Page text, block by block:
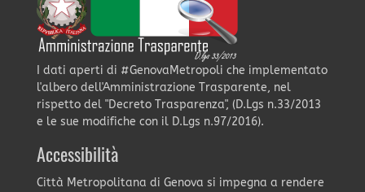
I dati aperti di #GenovaMetropoli che implementato
l'albero dell'Amministrazione Trasparente, nel
rispetto del "Decreto Trasparenza", (D.Lgs n.33/2013
e le sue modifiche con il D.Lgs n.97/2016).
Accessibilità
Città Metropolitana di Genova si impegna a rendere